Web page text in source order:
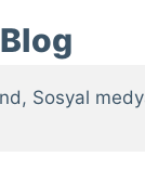
Sosyal